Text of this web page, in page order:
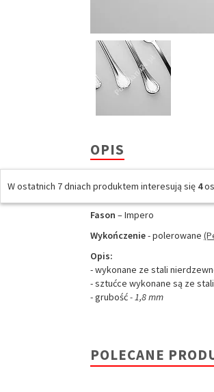
OPIS
Producent: 3V Venosta
Produkt
do zmywarki
Fason – Impero
Wykończenie- polerowane
Opis:
- wykonane ze stali
- sztućce wykonane są ze
- grubość- 1,8 mm
POLECANE
W ostatnich 7 dniach produktem interesują się 4